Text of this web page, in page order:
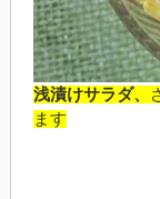
浅漬けサラダ、
ます